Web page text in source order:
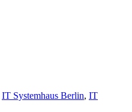
IT Systemhaus Berlin, IT